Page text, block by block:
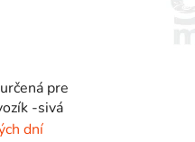
pre
-sivá
dní